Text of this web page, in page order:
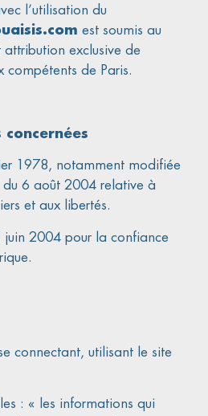
l’utilisation du
est soumis au
exclusive de
compétents de Paris.
concernées
1978, notamment modifiée
6 août 2004 relative à
et aux libertés.
juin 2004 pour la confiance
connectant, utilisant le site
: « les informations qui